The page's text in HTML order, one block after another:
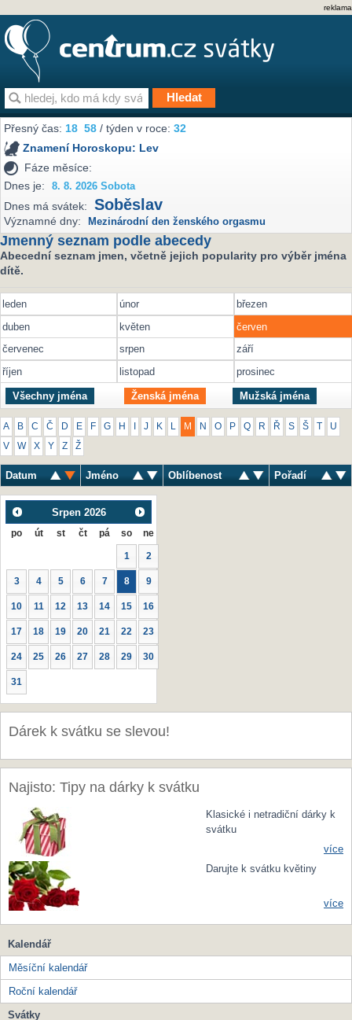
reklama
Přesný čas:18 58 / týden v roce:32
Znamení Horoskopu: Lev
Fáze měsíce:
Dnes je:
8. 8. 2026 Sobota
Dnes má svátek: Soběslav
Významné dny: Mezinárodní den ženského orgasmu
Jmenný seznam podle abecedy
Abecední seznam jmen, včetně jejich popularity pro výběr jména
dítě.
leden únor
březen
duben
květen
červen
červenec
srpen
září
říjen
listopad prosinec
Všechny jména Ženská jména Mužská jména
A B C Č D E F G H J K M N O P Q R Ř S Š U
V W X Y Z Ž
Datum Jméno Oblíbenost Pořadí
Srpen 2026
po út st čt pá so ne
1 2
3 4 5 6 7 8 9
10 11 12 13 14 15 16
17 18 19 20 21 22 23
24 25 26 27 28 29 30
31
Dárek k svátku se slevou!
Najisto: Tipy na dárky k svátku
Klasické i netradiční dárky k
svátku
více
Darujte k svátku květiny
více
Kalendář
Měsíční kalendář
Roční kalendář
Svátky